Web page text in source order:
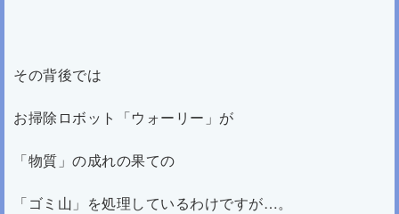
その背後では
お掃除ロボット「ウォーリー」が
「物質」の成れの果ての
「ゴミ山」を処理しているわけですが…。